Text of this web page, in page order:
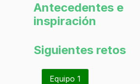
Antecedentes e
inspiración
Siguientes retos
Equipo 1